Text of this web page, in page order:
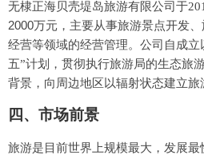
无棣正海贝壳堤岛旅游有限公司于
2000万元，主要从事旅游景点开发
经营等领域的经营管理。公司自成
五”计划，贯彻执行旅游局的生态旅
背景，向周边地区以辐射状态建立旅
四、市场前景
旅游是目前世界上规模最大，发展